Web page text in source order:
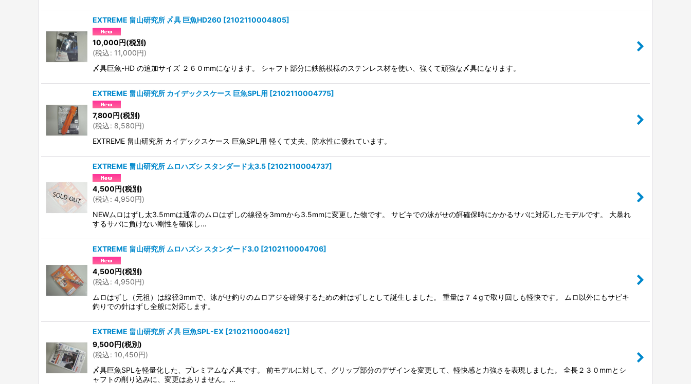
EXTREME 畠山研究所 〆具 巨魚HD260 [2102110004805]
10,000円(税別)
(税込: 11,000円)
〆具巨魚-HD の追加サイズ ２６０mmになります。 シャフト部分に鉄筋模様のステンレス材を使い、強くて頑強な〆具になります。
EXTREME 畠山研究所 カイデックスケース 巨魚SPL用 [2102110004775]
7,800円(税別)
(税込: 8,580円)
EXTREME 畠山研究所 カイデックスケース 巨魚SPL用 軽くて丈夫、防水性に優れています。
EXTREME 畠山研究所 ムロハズシ スタンダード太3.5 [2102110004737]
4,500円(税別)
(税込: 4,950円)
NEWムロはずし太3.5mmは通常のムロはずしの線径を3mmから3.5mmに変更した物です。 サビキでの泳がせの餌確保時にかかるサバに対応したモデルです。 大暴れ
するサバに負けない剛性を確保し…
EXTREME 畠山研究所 ムロハズシ スタンダード3.0 [2102110004706]
4,500円(税別)
(税込: 4,950円)
ムロはずし（元祖）は線径3mmで、泳がせ釣りのムロアジを確保するための針はずしとして誕生しました。 重量は７４gで取り回しも軽快です。 ムロ以外にもサビキ
釣りでの針はずし全般に対応します。
EXTREME 畠山研究所 〆具 巨魚SPL-EX [2102110004621]
9,500円(税別)
(税込: 10,450円)
〆具巨魚SPLを軽量化した、プレミアムな〆具です。 前モデルに対して、グリップ部分のデザインを変更して、軽快感と力強さを表現しました。 全長２３０mmとシ
ャフトの削り込みに、変更はありません。…